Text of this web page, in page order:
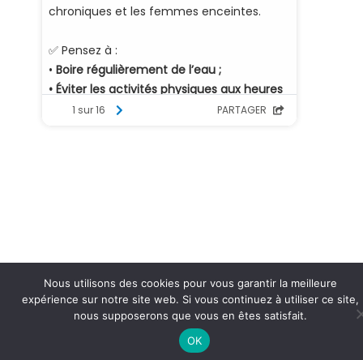
Nous utilisons des cookies pour vous garantir la meilleure
expérience sur notre site web. Si vous continuez à utiliser ce site,
nous supposerons que vous en êtes satisfait.
OK